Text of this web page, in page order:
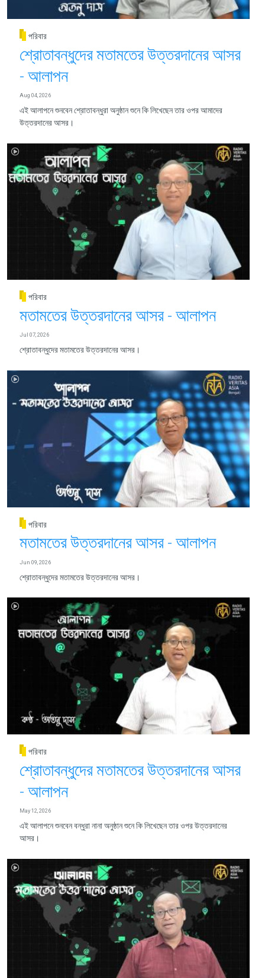
পরিবার
শ্রোতাবন্ধুদের মতামতের উত্তরদানের আসর
- আলাপন
Aug 04, 2026
এই আলাপনে শুনবেন শ্রোতাবন্ধুরা অনুষ্ঠান শুনে কি লিখেছেন তার ওপর আমাদের
উত্তরদানের আসর।
পরিবার
মতামতের উত্তরদানের আসর - আলাপন
Jul 07, 2026
শ্রোতাবন্ধুদের মতামতের উত্তরদানের আসর।
পরিবার
মতামতের উত্তরদানের আসর - আলাপন
Jun 09, 2026
শ্রোতাবন্ধুদের মতামতের উত্তরদানের আসর।
পরিবার
শ্রোতাবন্ধুদের মতামতের উত্তরদানের আসর
- আলাপন
May 12, 2026
এই আলাপনে শুনবেন বন্ধুরা নানা অনুষ্ঠান শুনে কি লিখেছেন তার ওপর উত্তরদানের
আসর।